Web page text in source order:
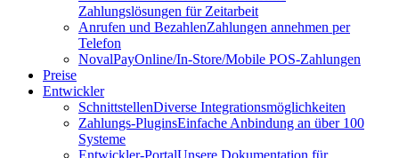
Zahlungslösungen für Zeitarbeit
Anrufen und BezahlenZahlungen annehmen per
Telefon
NovalPayOnline/In-Store/Mobile POS-Zahlungen
Preise
Entwickler
SchnittstellenDiverse Integrationsmöglichkeiten
Zahlungs-PluginsEinfache Anbindung an über 100
Systeme
Entwickler-PortalUnsere Dokumentation für